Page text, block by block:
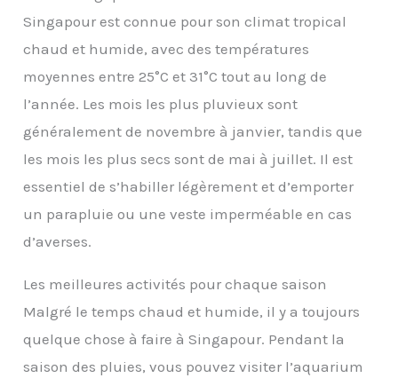
Singapour est connue pour son climat tropical
chaud et humide, avec des températures
moyennes entre 25°C et 31°C tout au long de
l’année. Les mois les plus pluvieux sont
généralement de novembre à janvier, tandis que
les mois les plus secs sont de mai à juillet. Il est
essentiel de s’habiller légèrement et d’emporter
un parapluie ou une veste imperméable en cas
d’averses.
Les meilleures activités pour chaque saison
Malgré le temps chaud et humide, il y a toujours
quelque chose à faire à Singapour. Pendant la
saison des pluies, vous pouvez visiter l’aquarium